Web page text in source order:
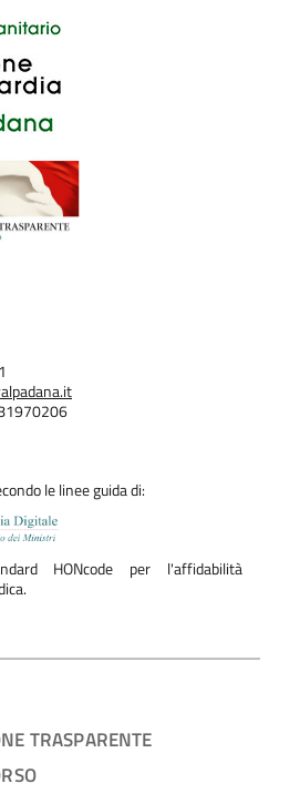
le linee guida di:
HONcode per l'affidabilità
TRASPARENTE